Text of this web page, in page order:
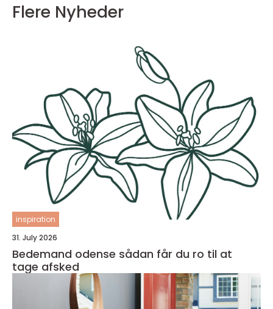
Flere Nyheder
inspiration
31. July 2026
Bedemand odense sådan får du ro til at
tage afsked